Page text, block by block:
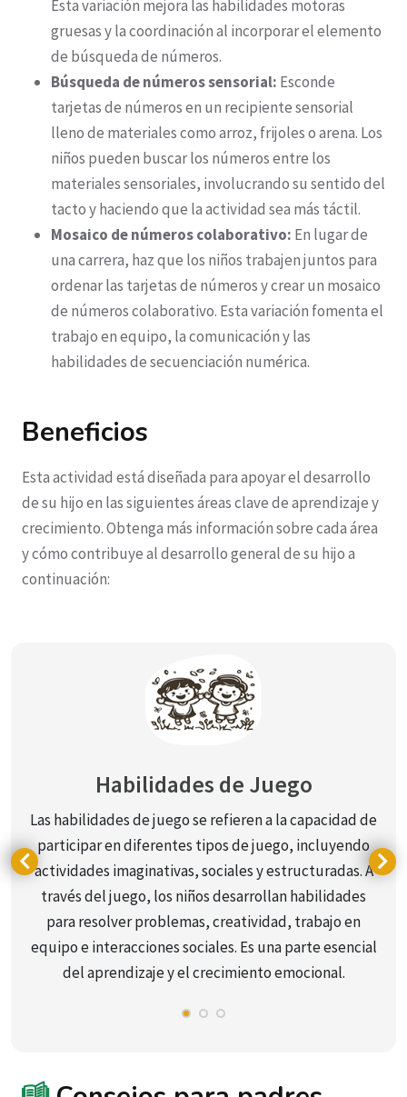
Esta variación mejora las habilidades motoras
gruesas y la coordinación al incorporar el elemento
de búsqueda de números.
Búsqueda de números sensorial: Esconde
tarjetas de números en un recipiente sensorial
lleno de materiales como arroz, frijoles o arena. Los
niños pueden buscar los números entre los
materiales sensoriales, involucrando su sentido del
tacto y haciendo que la actividad sea más táctil.
Mosaico de números colaborativo: En lugar de
una carrera, haz que los niños trabajen juntos para
ordenar las tarjetas de números y crear un mosaico
de números colaborativo. Esta variación fomenta el
trabajo en equipo, la comunicación y las
habilidades de secuenciación numérica.
Beneficios
Esta actividad está diseñada para apoyar el desarrollo
de su hijo en las siguientes áreas clave de aprendizaje y
crecimiento. Obtenga más información sobre cada área
y cómo contribuye al desarrollo general de su hijo a
continuación:
Habilidades de Juego
Las habilidades de juego se refieren a la capacidad de
participar en diferentes tipos de juego, incluyendo
actividades imaginativas, sociales y estructuradas. A
través del juego, los niños desarrollan habilidades
para resolver problemas, creatividad, trabajo en
equipo e interacciones sociales. Es una parte esencial
del aprendizaje y el crecimiento emocional.